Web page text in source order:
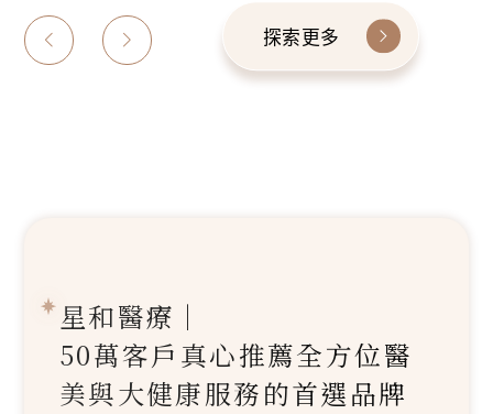
探索更多
星和醫療｜
50萬客戶真心推薦全方位醫
美與大健康服務的首選品牌